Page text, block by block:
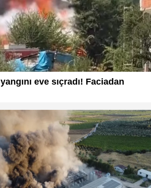
eve sıçradı! Faciadan